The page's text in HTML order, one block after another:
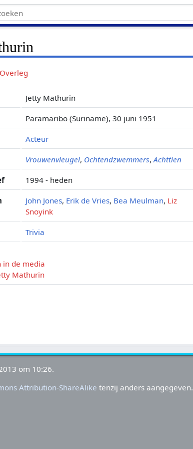
Overleg
Jetty Mathurin
Paramaribo (Suriname), 30 juni 1951
Acteur
Vrouwenvleugel, Ochtendzwemmers,Achttien
1994 - heden
John Jones, Erik de Vries, Bea Meulman, Liz
Snoyink
Trivia
in de media
Mathurin
om 10:26.
Attribution-ShareAlike tenzij anders aangegeven.